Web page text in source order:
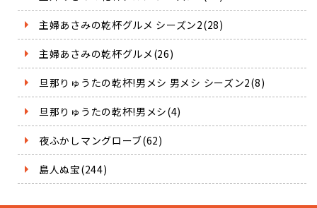
主婦あさみの乾杯グルメ シーズン2(28)
主婦あさみの乾杯グルメ(26)
旦那りゅうたの乾杯!男メシ 男メシ シーズン2(8)
旦那りゅうたの乾杯!男メシ(4)
夜ふかしマングローブ(62)
島人ぬ宝(244)